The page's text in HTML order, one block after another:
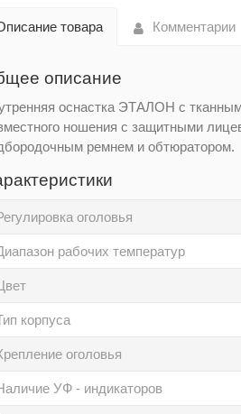
товара Комментарии
описание
оснастка ЭТАЛОН с
ношения с защитными
ремнем и обтюратором.
оголовья
рабочих температур
корпуса
оголовья
УФ - индикаторов